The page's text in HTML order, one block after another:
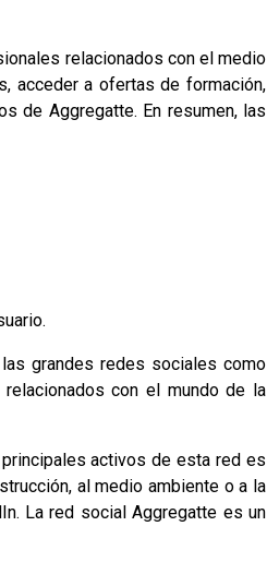
relacionados con el medio
acceder a ofertas de formación,
de Aggregatte. En resumen, las
grandes redes sociales como
con el mundo de la
activos de esta red es
al medio ambiente o a la
La red social Aggregatte es un